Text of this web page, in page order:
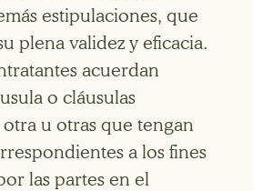
estipulaciones, que
plena validez y eficacia.
acuerdan
o cláusulas
u otras que tengan
a los fines
las partes en el